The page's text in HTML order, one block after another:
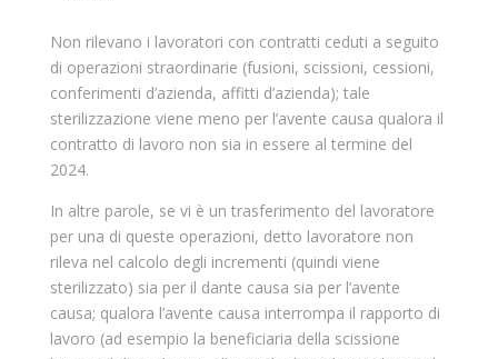
Non rilevano i lavoratori con contratti ceduti a seguito
di operazioni straordinarie (fusioni, scissioni, cessioni,
conferimenti d’azienda, affitti d’azienda); tale
sterilizzazione viene meno per l’avente causa qualora il
contratto di lavoro non sia in essere al termine del
2024.
In altre parole, se vi è un trasferimento del lavoratore
per una di queste operazioni, detto lavoratore non
rileva nel calcolo degli incrementi (quindi viene
sterilizzato) sia per il dante causa sia per l’avente
causa; qualora l’avente causa interrompa il rapporto di
lavoro (ad esempio la beneficiaria della scissione